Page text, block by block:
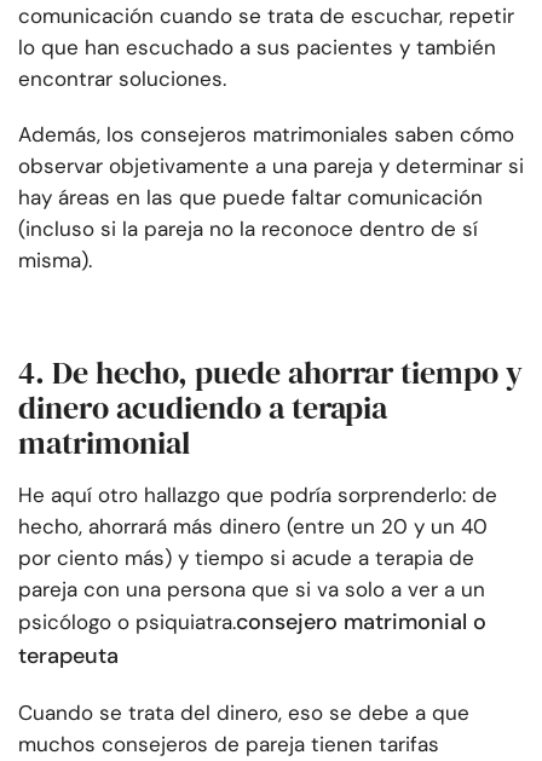
comunicación cuando se trata de escuchar, repetir
lo que han escuchado a sus pacientes y también
encontrar soluciones.
Además, los consejeros matrimoniales saben cómo
observar objetivamente a una pareja y determinar si
hay áreas en las que puede faltar comunicación
(incluso si la pareja no la reconoce dentro de sí
misma).
4. De hecho, puede ahorrar tiempo y
dinero acudiendo a terapia
matrimonial
He aquí otro hallazgo que podría sorprenderlo: de
hecho, ahorrará más dinero (entre un 20 y un 40
por ciento más) y tiempo si acude a terapia de
pareja con una persona que si va solo a ver a un
psicólogo o psiquiatra.consejero matrimonial o
terapeuta
Cuando se trata del dinero, eso se debe a que
muchos consejeros de pareja tienen tarifas